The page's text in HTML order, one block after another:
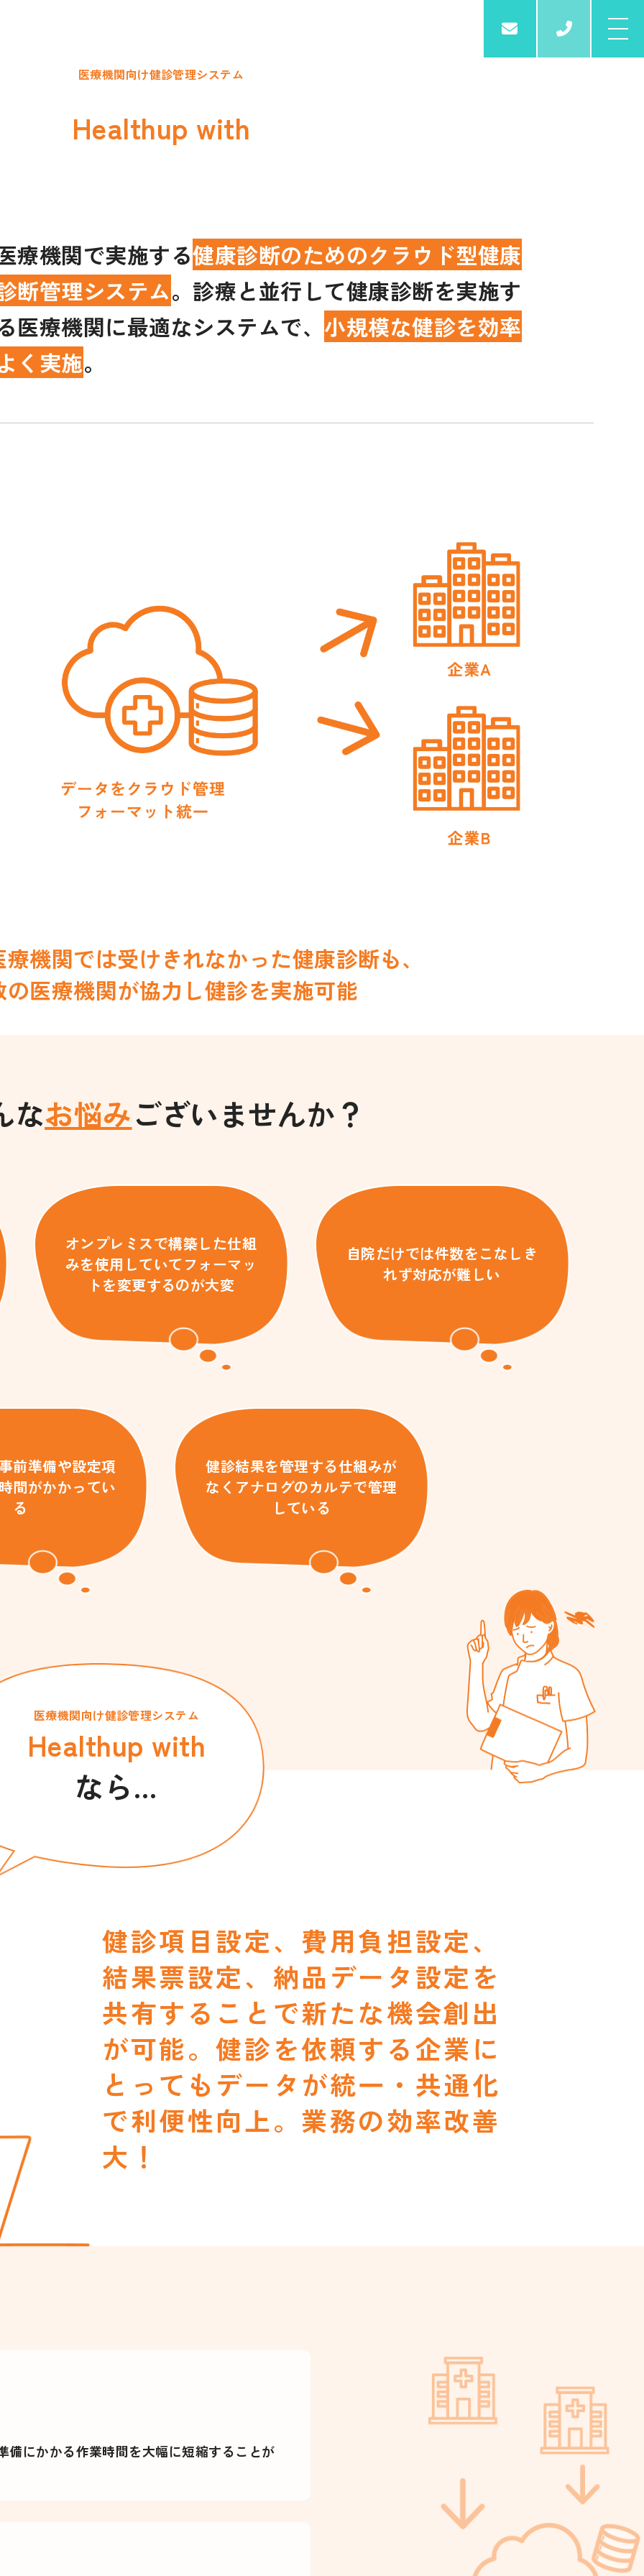
03-
医療機関向け健診管理システム
Healthup with
療機関で実施する健康診断のためのクラウド型健康
断管理システム。診療と並行して健康診断を実施す
医療機関に最適なシステムで、 小規模な健診を効率
く実施。
機関では受けきれなかった健康診断も、
の医療機関が協力し健診を実施可能
なお悩みございませんか？
オンプレミスで構築した仕組
みを使用していてフォーマッ
トを変更するのが大変
自院だけでは件数をこなしき
れず対応が難しい
前準備や設定項
間がかかってい
る
健診結果を管理する仕組みが
なくアナログのカルテで管理
している
医療機関向け健診管理システム
Healthup with
なら…
健診項目設定、費用負担設定、
結果票設定、納品データ設定を
共有することで新たな機会創出
が可能。健診を依頼する企業に
とってもデータが統一・共通化
で利便性向上。業務の効率改善
大！
にかかる作業時間を大幅に短縮することが